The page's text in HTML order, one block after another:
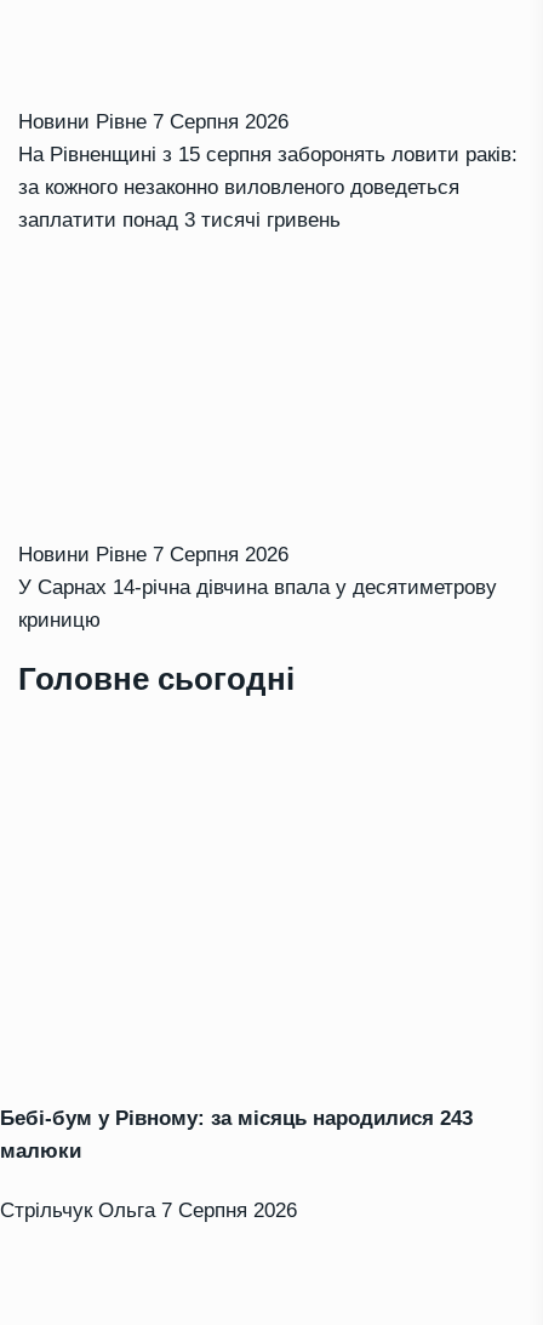
Новини Рівне 7 Серпня 2026
На Рівненщині з 15 серпня заборонять ловити раків:
за кожного незаконно виловленого доведеться
заплатити понад 3 тисячі гривень
Новини Рівне 7 Серпня 2026
У Сарнах 14-річна дівчина впала у десятиметрову
криницю
Головне сьогодні
Бебі-бум у Рівному: за місяць народилися 243
малюки
Стрільчук Ольга 7 Серпня 2026